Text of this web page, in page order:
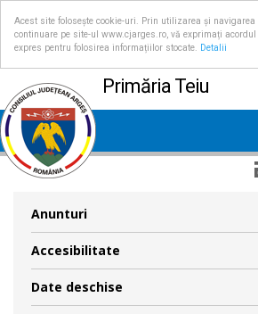
Acest site folosește cookie-uri. Prin utilizarea și navigarea
continuare pe site-ul www.cjarges.ro, vă exprimați acordul
expres pentru folosirea informațiilor stocate.
Detalii
Primăria Teiu
Anunturi
Accesibilitate
Date deschise